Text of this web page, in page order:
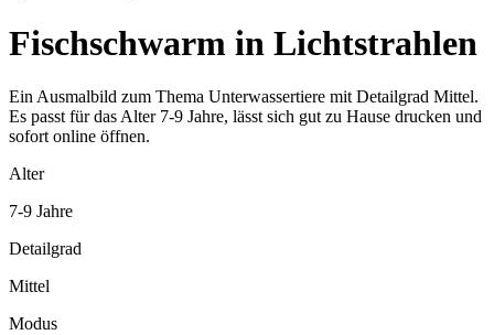
Fischschwarm in Lichtstrahlen
Ein Ausmalbild zum Thema Unterwassertiere mit Detailgrad Mittel.
Es passt für das Alter 7-9 Jahre, lässt sich gut zu Hause drucken und
sofort online öffnen.
Alter
7-9 Jahre
Detailgrad
Mittel
Modus